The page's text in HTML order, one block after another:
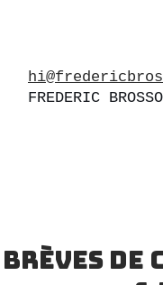
FREDERIC
brèves de